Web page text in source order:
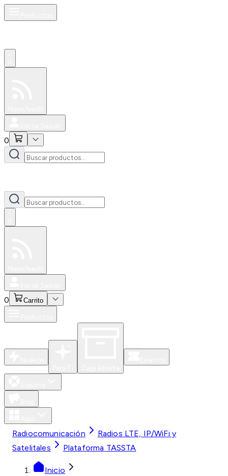
0
0 Carrito
Radiocomunicación
Radios LTE, IP/WiFi y
Satelitales
Plataforma TASSTA
Inicio